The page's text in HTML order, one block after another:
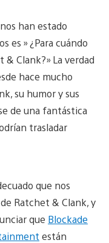
han estado
es » ¿Para cuándo
& Clank?» La verdad
hace mucho
su humor y sus
de una fantástica
trasladar
que nos
Ratchet & Clank, y
que Blockade
están